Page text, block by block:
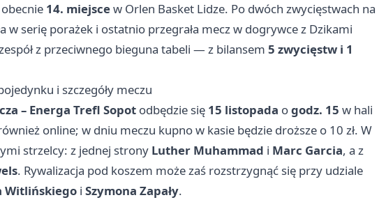
14. miejscew Orlen Basket Lidze. Po dwóch zwycięstwach na
w serię porażek i ostatnio przegrała mecz w dogrywce z Dzikami
z przeciwnego bieguna tabeli — z bilansem 5 zwycięstw i 1
i szczegóły meczu
– Energa Trefl Sopot odbędzie się 15 listopada ogodz. 15 w hali
online; w dniu meczu kupno w kasie będzie droższe o 10 zł. W
strzelcy: z jednej strony Luther Muhammad i Marc Garcia, a z
. Rywalizacja pod koszem może zaś rozstrzygnąć się przy udziale
Witlińskiego i Szymona Zapały.